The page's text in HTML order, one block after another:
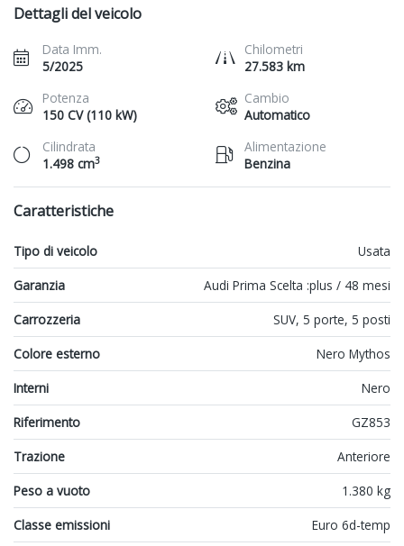
Dettagli del veicolo
Data Imm.
5/2025
Chilometri
27.583 km
Potenza
150 CV (110 kW)
Cambio
Automatico
Cilindrata
1.498 cm3
Alimentazione
Benzina
Caratteristiche
Tipo di veicolo
Usata
Garanzia
Audi Prima Scelta :plus / 48 mesi
Carrozzeria
SUV, 5 porte, 5 posti
Colore esterno
Nero Mythos
Interni
Nero
Riferimento
GZ853
Trazione
Anteriore
Peso a vuoto
1.380 kg
Classe emissioni
Euro 6d-temp